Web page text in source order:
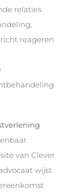
relaties
reageren
van Clever
wijst